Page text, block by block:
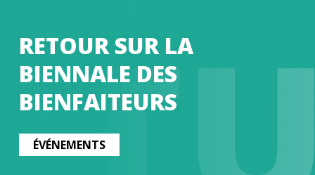
RETOUR SUR LA
BIENNALE DES
BIENFAITEURS
ÉVÉNEMENTS